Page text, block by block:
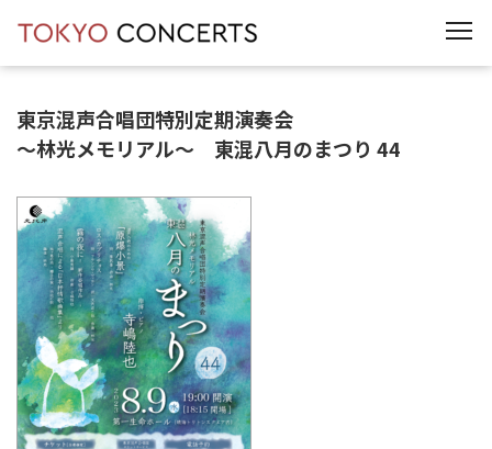
t
o
東京混声合唱団特別定期演奏会
～林光メモリアル～ 東混八月のまつり 44